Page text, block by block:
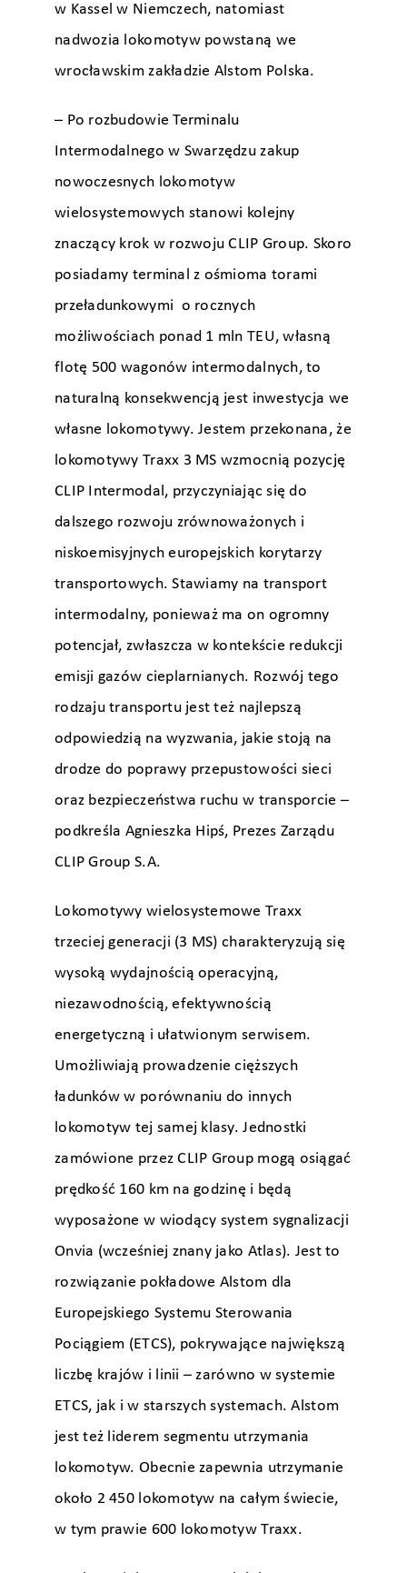
w Kassel w Niemczech, natomiast
nadwozia lokomotyw powstaną we
wrocławskim zakładzie Alstom Polska.
– Po rozbudowie Terminalu
Intermodalnego w Swarzędzu zakup
nowoczesnych lokomotyw
wielosystemowych stanowi kolejny
znaczący krok w rozwoju CLIP Group. Skoro
posiadamy terminal z ośmioma torami
przeładunkowymi o rocznych
możliwościach ponad 1 mln TEU, własną
flotę 500 wagonów intermodalnych, to
naturalną konsekwencją jest inwestycja we
własne lokomotywy. Jestem przekonana, że
lokomotywy Traxx 3 MS wzmocnią pozycję
CLIP Intermodal, przyczyniając się do
dalszego rozwoju zrównoważonych i
niskoemisyjnych europejskich korytarzy
transportowych. Stawiamy na transport
intermodalny, ponieważ ma on ogromny
potencjał, zwłaszcza w kontekście redukcji
emisji gazów cieplarnianych. Rozwój tego
rodzaju transportu jest też najlepszą
odpowiedzią na wyzwania, jakie stoją na
drodze do poprawy przepustowości sieci
oraz bezpieczeństwa ruchu w transporcie –
podkreśla Agnieszka Hipś, Prezes Zarządu
CLIP Group S.A.
Lokomotywy wielosystemowe Traxx
trzeciej generacji (3 MS) charakteryzują się
wysoką wydajnością operacyjną,
niezawodnością, efektywnością
energetyczną i ułatwionym serwisem.
Umożliwiają prowadzenie cięższych
ładunków w porównaniu do innych
lokomotyw tej samej klasy. Jednostki
zamówione przez CLIP Group mogą osiągać
prędkość 160 km na godzinę i będą
wyposażone w wiodący system sygnalizacji
Onvia (wcześniej znany jako Atlas). Jest to
rozwiązanie pokładowe Alstom dla
Europejskiego Systemu Sterowania
Pociągiem (ETCS), pokrywające największą
liczbę krajów i linii – zarówno w systemie
ETCS, jak i w starszych systemach. Alstom
jest też liderem segmentu utrzymania
lokomotyw. Obecnie zapewnia utrzymanie
około 2 450 lokomotyw na całym świecie,
w tym prawie 600 lokomotyw Traxx.